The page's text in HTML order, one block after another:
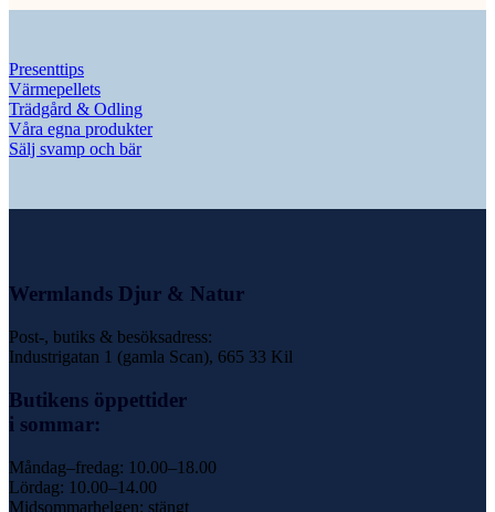
Presenttips
Värmepellets
Trädgård & Odling
Våra egna produkter
Sälj svamp och bär
Wermlands Djur & Natur
Post-, butiks & besöksadress:
Industrigatan 1 (gamla Scan), 665 33 Kil
Butikens öppettider
i sommar:
Måndag–fredag: 10.00–18.00
Lördag: 10.00–14.00
Midsommarhelgen: stängt